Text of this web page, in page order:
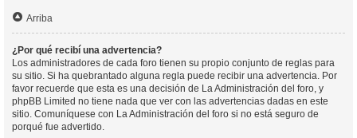
Arriba
¿Por qué recibí una advertencia?
Los administradores de cada foro tienen su propio conjunto de reglas para
su sitio. Si ha quebrantado alguna regla puede recibir una advertencia. Por
favor recuerde que esta es una decisión de La Administración del foro, y
phpBB Limited no tiene nada que ver con las advertencias dadas en este
sitio. Comuníquese con La Administración del foro si no está seguro de
porqué fue advertido.